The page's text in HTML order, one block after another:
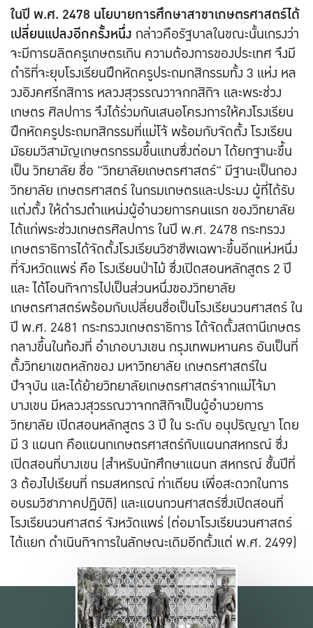
ในปี พ.ศ. 2478 นโยบายการศึกษาสาขาเกษตรศาสตร์ได้
เปลี่ยนแปลงอีกครั้งหนึ่ง กล่าวคือรัฐบาลในขณะนั้นเกรงว่า
จะมีการผลิตครูเกษตรเกิน ความต้องการของประเทศ จึงมี
ดำริที่จะยุบโรงเรียนฝึกหัดครูประถมกสิกรรมทั้ง 3 แห่ง หล
วงอิงคศรีกสิการ หลวงสุวรรณวาจกกสิกิจ และพระช่วง
เกษตร ศิลปการ จึงได้ร่วมกันเสนอโครงการให้คงโรงเรียน
ฝึกหัดครูประถมกสิกรรมที่แม่โจ้ พร้อมกับจัดตั้ง โรงเรียน
มัธยมวิสามัญเกษตรกรรมขึ้นแทนซึ่งต่อมา ได้ยกฐานะขึ้น
เป็น วิทยาลัย ชื่อ "วิทยาลัยเกษตรศาสตร์" มีฐานะเป็นกอง
วิทยาลัย เกษตรศาสตร์ ในกรมเกษตรและประมง ผู้ที่ได้รับ
แต่งตั้ง ให้ดำรงตำแหน่งผู้อำนวยการคนแรก ของวิทยาลัย
ได้แก่พระช่วงเกษตรศิลปการ ในปี พ.ศ. 2478 กระทรวง
เกษตราธิการได้จัดตั้งโรงเรียนวิชาชีพเฉพาะขึ้นอีกแห่งหนึ่ง
ที่จังหวัดแพร่ คือ โรงเรียนป่าไม้ ซึ่งเปิดสอนหลักสูตร 2 ปี
และ ได้โอนกิจการไปเป็นส่วนหนึ่งของวิทยาลัย
เกษตรศาสตร์พร้อมกับเปลี่ยนชื่อเป็นโรงเรียนวนศาสตร์ ใน
ปี พ.ศ. 2481 กระทรวงเกษตราธิการ ได้จัดตั้งสถานีเกษตร
กลางขึ้นในท้องที่ อำเภอบางเขน กรุงเทพมหานคร อันเป็นที่
ตั้งวิทยาเขตหลักของ มหาวิทยาลัย เกษตรศาสตร์ใน
ปัจจุบัน และได้ย้ายวิทยาลัยเกษตรศาสตร์จากแม่โจ้มา
บางเขน มีหลวงสุวรรณวาจกกสิกิจเป็นผู้อำนวยการ
วิทยาลัย เปิดสอนหลักสูตร 3 ปี ใน ระดับ อนุปริญญา โดย
มี 3 แผนก คือแผนกเกษตรศาสตร์กับแผนกสหกรณ์ ซึ่ง
เปิดสอนที่บางเขน (สำหรับนักศึกษาแผนก สหกรณ์ ชั้นปีที่
3 ต้องไปเรียนที่ กรมสหกรณ์ ท่าเตียน เพื่อสะดวกในการ
อบรมวิชาภาคปฏิบัติ) และแผนกวนศาสตร์ซึ่งเปิดสอนที่
โรงเรียนวนศาสตร์ จังหวัดแพร่ (ต่อมาโรงเรียนวนศาสตร์
ได้แยก ดำเนินกิจการในลักษณะเดิมอีกตั้งแต่ พ.ศ. 2499)